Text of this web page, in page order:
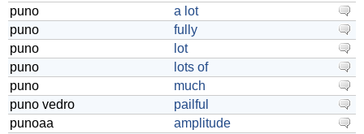
puno
a lot
puno
fully
puno
lot
puno
lots of
puno
much
puno vedro
pailful
punoaa
amplitude